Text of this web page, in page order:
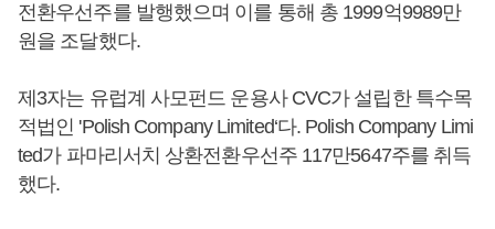
전환우선주를 발행했으며 이를 통해 총 1999억9989만
원을 조달했다.
제3자는 유럽계 사모펀드 운용사 CVC가 설립한 특수목
적법인 'Polish Company Limited‘다. Polish Company Limi
ted가 파마리서치 상환전환우선주 117만5647주를 취득
했다.